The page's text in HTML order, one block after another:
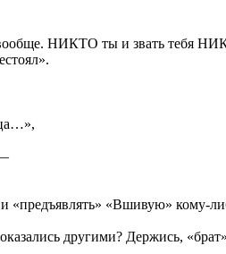
НИКТО ты и звать тебя
«предъявлять» «Вшивую» кому-
другими? Держись,